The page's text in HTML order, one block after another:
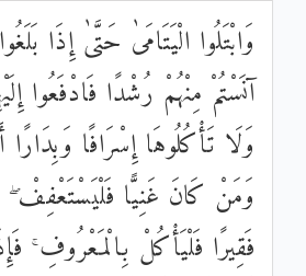
وَابْتَلُوا الْيَتَامَىٰ حَتَّىٰ إِذَا
آنَسْتُمْ مِنْهُمْ رُشْدًا فَادْفَعُوا
وَلَا تَأْكُلُوهَا إِسْرَافًا
وَمَنْ كَانَ غَنِيًّا
فَقِيرًا فَلْيَأْكُلْ بِالْمَعْرُوفِ